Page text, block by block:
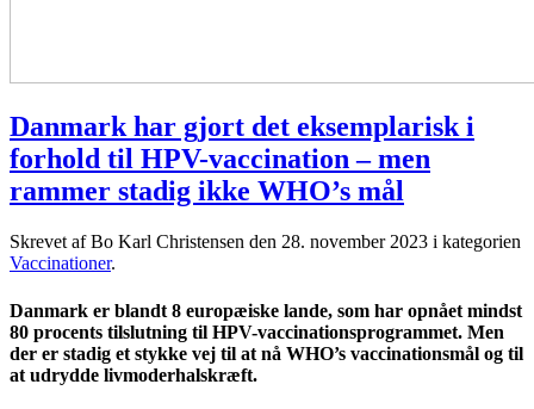
Danmark har gjort det eksemplarisk i
forhold til HPV-vaccination – men
rammer stadig ikke WHO’s mål
Skrevet af Bo Karl Christensen den 28. november 2023 i kategorien
Vaccinationer.
Danmark er blandt 8 europæiske lande, som har opnået mindst
80 procents tilslutning til HPV-vaccinationsprogrammet. Men
der er stadig et stykke vej til at nå WHO’s vaccinationsmål og til
at udrydde livmoderhalskræft.